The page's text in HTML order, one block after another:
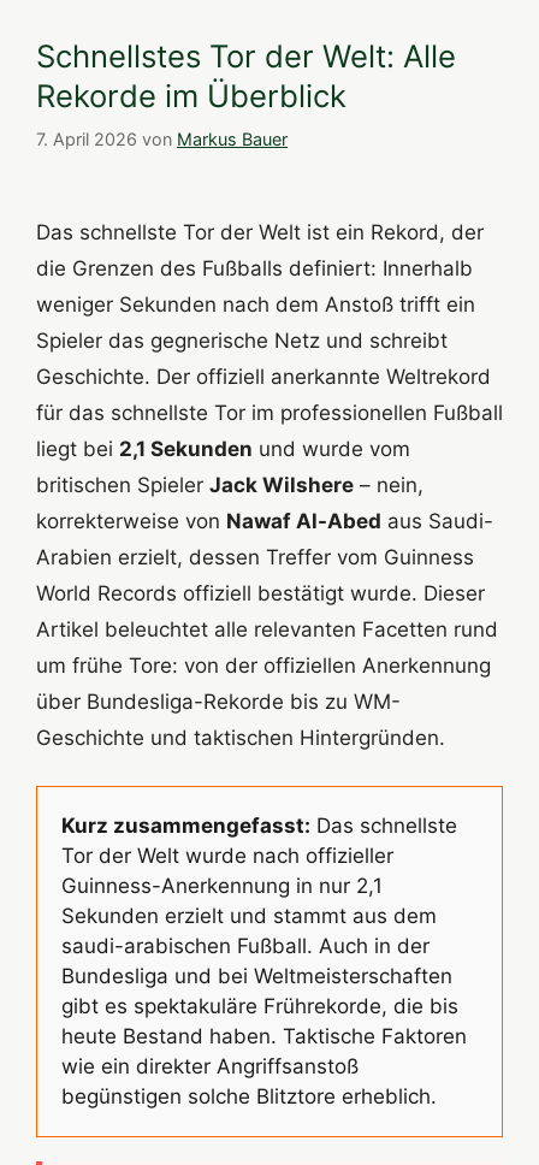
Schnellstes Tor der Welt: Alle
Rekorde im Überblick
7. April 2026 von Markus Bauer
Das schnellste Tor der Welt ist ein Rekord, der
die Grenzen des Fußballs definiert: Innerhalb
weniger Sekunden nach dem Anstoß trifft ein
Spieler das gegnerische Netz und schreibt
Geschichte. Der offiziell anerkannte Weltrekord
für das schnellste Tor im professionellen Fußball
liegt bei 2,1 Sekunden und wurde vom
britischen Spieler Jack Wilshere – nein,
korrekterweise von Nawaf Al-Abed aus Saudi-
Arabien erzielt, dessen Treffer vom Guinness
World Records offiziell bestätigt wurde. Dieser
Artikel beleuchtet alle relevanten Facetten rund
um frühe Tore: von der offiziellen Anerkennung
über Bundesliga-Rekorde bis zu WM-
Geschichte und taktischen Hintergründen.
Kurz zusammengefasst: Das schnellste
Tor der Welt wurde nach offizieller
Guinness-Anerkennung in nur 2,1
Sekunden erzielt und stammt aus dem
saudi-arabischen Fußball. Auch in der
Bundesliga und bei Weltmeisterschaften
gibt es spektakuläre Frührekorde, die bis
heute Bestand haben. Taktische Faktoren
wie ein direkter Angriffsanstoß
begünstigen solche Blitztore erheblich.